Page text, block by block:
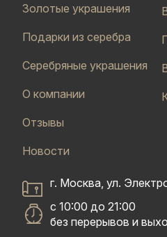
Золотые украшения
Подарки из серебра
Серебряные украшения
О компании
Отзывы
Новости
г. Москва, ул.
с 10:00 до 21:00
без перерывов и